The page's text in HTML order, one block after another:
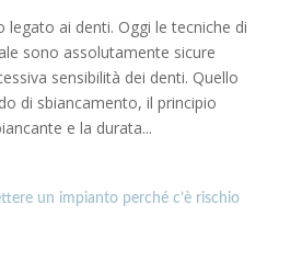
legato ai denti. Oggi le tecniche di
sono assolutamente sicure
sensibilità dei denti. Quello
di sbiancamento, il principio
e la durata...